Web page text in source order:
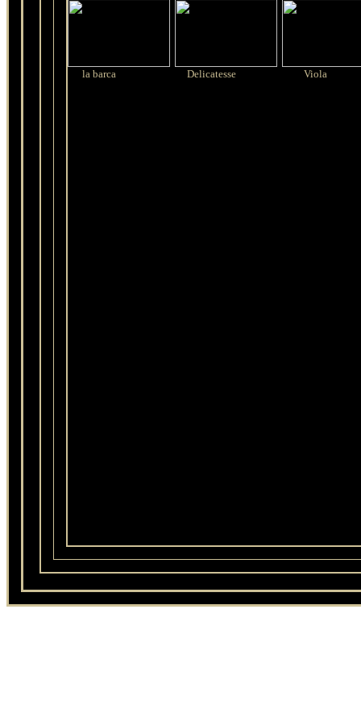
la barca Delicatesse Viola